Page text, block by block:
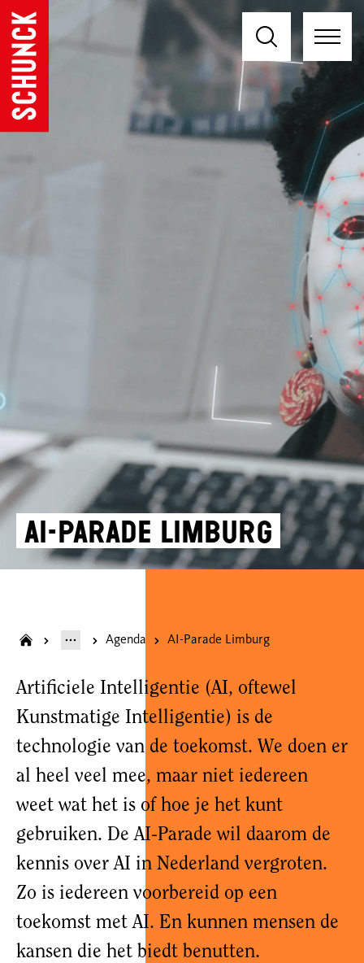
AI-Parade Limburg
Agenda AI-Parade Limburg
Artificiele Intelligentie (AI, oftewel
Kunstmatige Intelligentie) is de
technologie van de toekomst. We doen er
al heel veel mee, maar niet iedereen
weet wat het is of hoe je het kunt
gebruiken. De AI-Parade wil daarom de
kennis over AI in Nederland vergroten.
Zo is iedereen voorbereid op een
toekomst met AI. En kunnen mensen de
kansen die het biedt benutten.